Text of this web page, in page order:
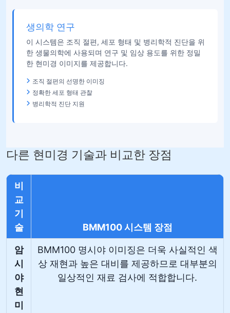
생의학 연구
이 시스템은 조직 절편, 세포 형태 및 병리학적 진단을 위
한 생물의학에 사용되며 연구 및 임상 용도를 위한 정밀
한 현미경 이미지를 제공합니다.
조직 절편의 선명한 이미징
정확한 세포 형태 관찰
병리학적 진단 지원
다른 현미경 기술과 비교한 장점
비
교
기
술
BMM100 시스템 장점
암
시
야
현
미
BMM100 명시야 이미징은 더욱 사실적인 색
상 재현과 높은 대비를 제공하므로 대부분의
일상적인 재료 검사에 적합합니다.